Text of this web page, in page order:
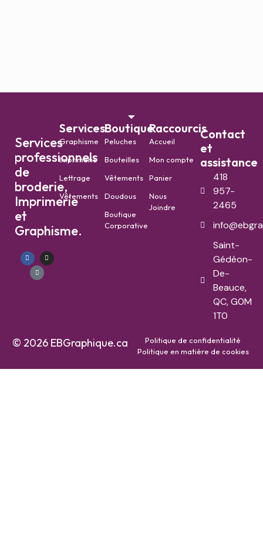
Services
professionnels
de
broderie,
Imprimerie
et
Graphisme.
Services
Graphisme
Imprimerie
Lettrage
Vêtements
Boutique
Peluches
Bouteilles
Vêtements
Doudous
Boutique
Corporative
Raccourcis
Accueil
Mon compte
Panier
Nous
Joindre
Contact
et
assistance
418
957-
2465
Saint-
Gédéon-
De-
Beauce,
QC, G0M
1T0
© 2026 EBGraphique.ca
Politique de confidentialité
Politique en matière de cookies